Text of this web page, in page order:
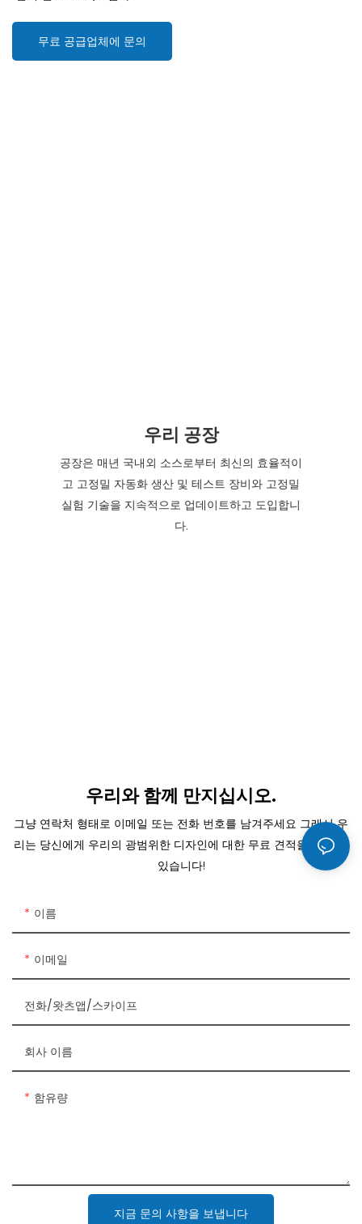
무료 공급업체에 문의
우리 공장
공장은 매년 국내외 소스로부터 최신의 효율적이
고 고정밀 자동화 생산 및 테스트 장비와 고정밀
실험 기술을 지속적으로 업데이트하고 도입합니
다.
우리와 함께 만지십시오.
그냥 연락처 형태로 이메일 또는 전화 번호를 남겨주세요 그래서 우
리는 당신에게 우리의 광범위한 디자인에 대한 무료 견적을 보낼 수
있습니다!
이름
이메일
전화/왓츠앱/스카이프
회사 이름
함유량
지금 문의 사항을 보냅니다